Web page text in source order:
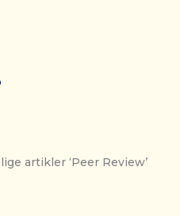
artikler ‘Peer Review’